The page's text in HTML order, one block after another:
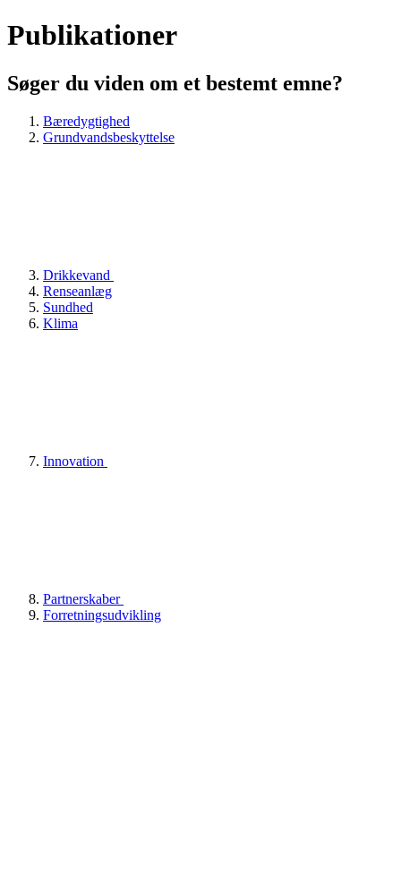
Publikationer
Søger du viden om et bestemt emne?
Bæredygtighed
Grundvandsbeskyttelse
Drikkevand
Renseanlæg
Sundhed
Klima
Innovation
Partnerskaber
Forretningsudvikling